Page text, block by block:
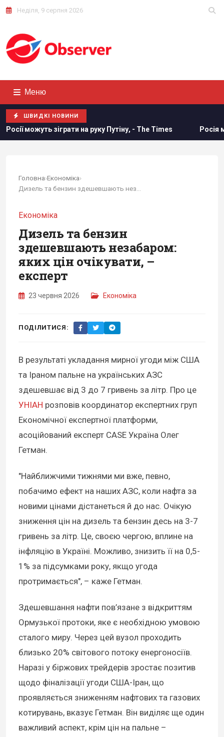
Неділя, 9 серпня 2026
Меню
ШВИДКІ НОВИНИ
зіграти на руку Путіну, - The Times Росія може
Головна›Економіка›
Економіка
Дизель та бензин
здешевшають незабаром:
яких цін очікувати, –
експерт
23 червня 2026 Економіка
ПОДІЛИТИСЯ:
В результаті укладання мирної угоди між США
та Іраном пальне на українських АЗС
здешевшає від 3 до 7 гривень за літр. Про це
УНІАН розповів координатор експертних груп
Економічної експертної платформи,
асоційований експерт CASE Україна Олег
Гетман.
"Найближчими тижнями ми вже, певно,
побачимо ефект на наших АЗС, коли нафта за
новими цінами дістанеться й до нас. Очікую
зниження цін на дизель та бензин десь на 3-7
гривень за літр. Це, своєю чергою, вплине на
інфляцію в Україні. Можливо, знизить її на 0,5-
1% за підсумками року, якщо угода
протримається", – каже Гетман.
Здешевшання нафти пов’язане з відкриттям
Ормузької протоки, яке є необхідною умовою
сталого миру. Через цей вузол проходить
близько 20% світового потоку енергоносіїв.
Наразі у біржових трейдерів зростає позитив
щодо фіналізації угоди США-Іран, що
проявляється зниженням нафтових та газових
котирувань, вказує Гетман. Він виділяє ще один
важливий аспект, крім цін на пальне –